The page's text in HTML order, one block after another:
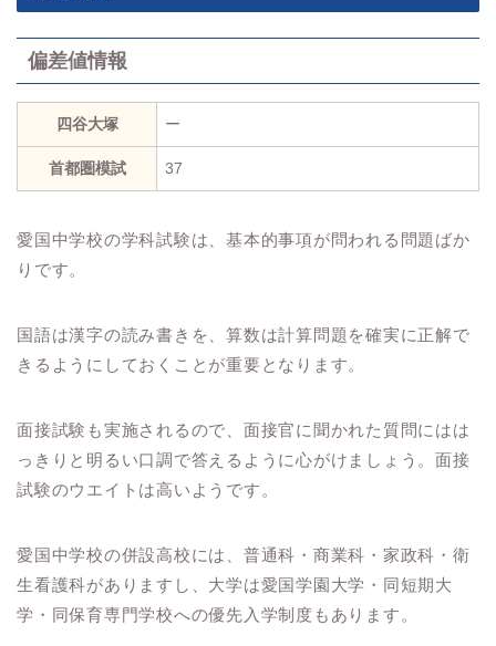
偏差値情報
四谷大塚 ー
首都圏模試 37
愛国中学校の学科試験は、基本的事項が問われる問題ばか
りです。
国語は漢字の読み書きを、算数は計算問題を確実に正解で
きるようにしておくことが重要となります。
面接試験も実施されるので、面接官に聞かれた質問にはは
っきりと明るい口調で答えるように心がけましょう。面接
試験のウエイトは高いようです。
愛国中学校の併設高校には、普通科・商業科・家政科・衛
生看護科がありますし、大学は愛国学園大学・同短期大
学・同保育専門学校への優先入学制度もあります。